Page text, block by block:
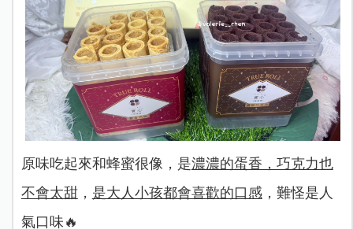
原味吃起來和蜂蜜很像，是濃濃的蛋香，巧克力也
不會太甜， 是大人小孩都會喜歡的口感，難怪是人
氣口味🔥